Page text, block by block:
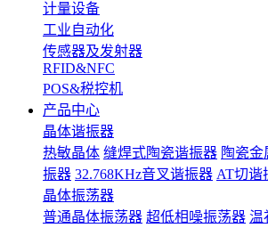
计量设备
工业自动化
传感器及发射器
RFID&NFC
POS&税控机
产品中心
晶体谐振器
热敏晶体 缝焊式陶瓷谐振器 陶瓷金
振器 32.768KHz音叉谐振器 AT切谐
晶体振荡器
普通晶体振荡器 超低相噪振荡器 温